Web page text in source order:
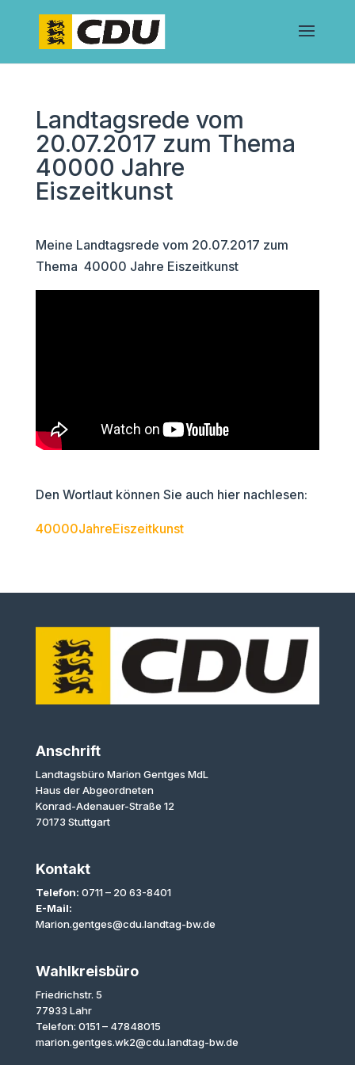
Landtagsrede vom
20.07.2017 zum Thema
40000 Jahre
Eiszeitkunst
Meine Landtagsrede vom 20.07.2017 zum
Thema 40000 Jahre Eiszeitkunst
Den Wortlaut können Sie auch hier nachlesen:
40000JahreEiszeitkunst
Anschrift
Landtagsbüro Marion Gentges MdL
Haus der Abgeordneten
Konrad-Adenauer-Straße 12
70173 Stuttgart
Kontakt
Telefon: 0711 – 20 63-8401
E-Mail:
Marion.gentges@cdu.landtag-bw.de
Wahlkreisbüro
Friedrichstr. 5
77933 Lahr
Telefon: 0151 – 47848015
marion.gentges.wk2@cdu.landtag-bw.de